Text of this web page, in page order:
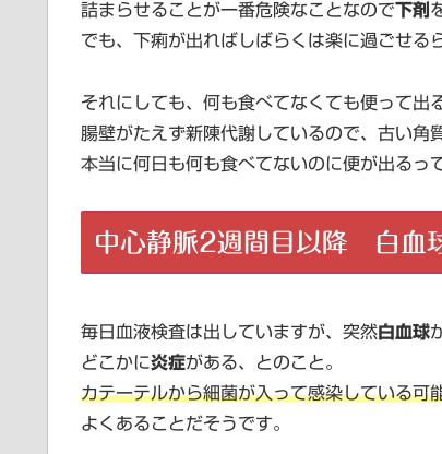
詰まらせることが一番危険なことなので下剤
でも、下痢が出ればしばらくは楽に過ごせる
それにしても、何も食べてなくても便って出
腸壁がたえず新陳代謝しているので、古い角
本当に何日も何も食べてないのに便が出るっ
中心静脈2週間目以降 白血
毎日血液検査は出していますが、突然白血球
どこかに炎症がある、とのこと。
カテーテルから細菌が入って感染している可
よくあることだそうです。